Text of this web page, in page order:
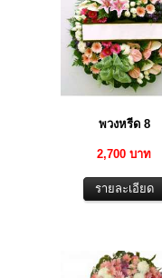
พวงหรีด 8
2,700 บาท